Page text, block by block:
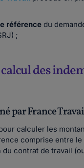
référence du
;
des
par France
calculer les
comprise entre
contrat de travail